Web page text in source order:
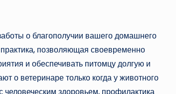
о благополучии вашего домашнего
позволяющая своевременно
и обеспечивать питомцу долгую и
о ветеринаре только когда у животного
здоровьем, профилактика